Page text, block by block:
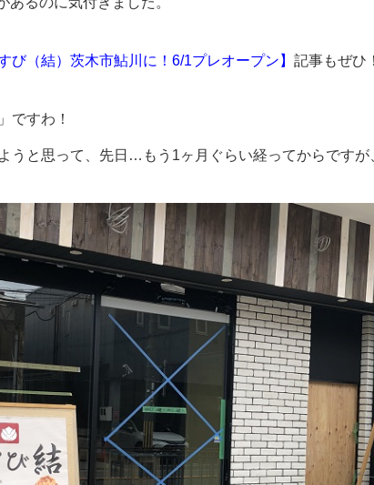
び（結）茨木市鮎川に！6/1プレオープン】 記事もぜひ！
ですわ！
うと思って、先日…もう1ヶ月ぐらい経ってからですが